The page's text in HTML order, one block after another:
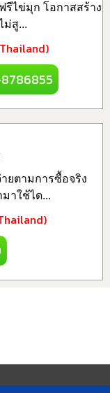
ไข่มุก โอกาสสร้าง
ม่สู...
ยตามการซื้อจริง
าใช้ได...